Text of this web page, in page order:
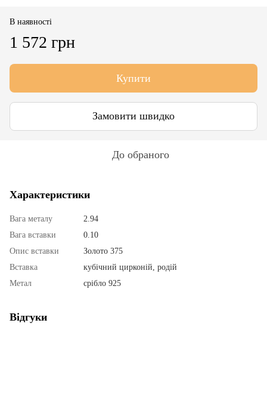
В наявності
1 572 грн
Купити
Замовити швидко
До обраного
Характеристики
Вага металу
2.94
Вага вставки
0.10
Опис вставки
Золото 375
Вставка
кубічний цирконій, родій
Метал
срібло 925
Відгуки